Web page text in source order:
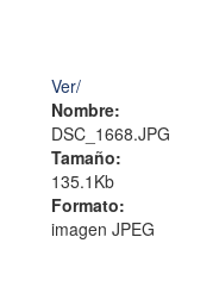
Ver/
Nombre:
DSC_1668.JPG
Tamaño:
135.1Kb
Formato:
imagen JPEG